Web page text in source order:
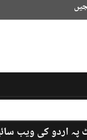
پہ اردو کی ویب